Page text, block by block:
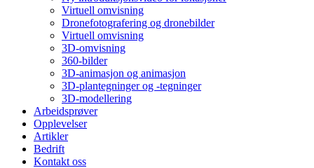
Virtuell omvisning
Dronefotografering og dronebilder
Virtuell omvisning
3D-omvisning
360-bilder
3D-animasjon og animasjon
3D-plantegninger og -tegninger
3D-modellering
Arbeidsprøver
Opplevelser
Artikler
Bedrift
Kontakt oss